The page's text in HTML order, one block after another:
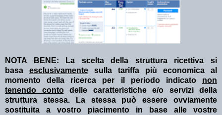
NOTA BENE: La scelta della struttura ricettiva si
basa esclusivamente sulla tariffa più economica al
momento della ricerca per il periodo indicato non
tenendo contodelle caratteristiche e/o servizi della
struttura stessa. La stessa può essere ovviamente
sostituita a vostro piacimento in base alle vostre